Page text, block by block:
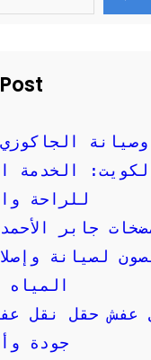
خ
ا
ت
م
و
ق
ة
و
ح
ت
وصيانة
الخدمة
للراحة
جابر
لصيانة
المياه
عفش حقل نقل
جودة